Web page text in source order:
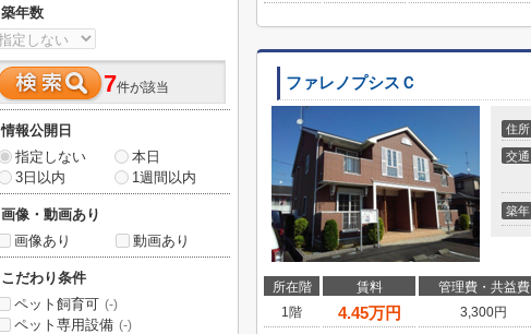
ファレノプシスＣ
住所
交通
築年
所在階 賃料 管理費・共益費
1階
4.45万円 3,300円
築年数
7件が該当
情報公開日
指定しない
本日
3日以内
1週間以内
画像・動画あり
画像あり
動画あり
こだわり条件
ペット飼育可 (-)
ペット専用設備 (-)